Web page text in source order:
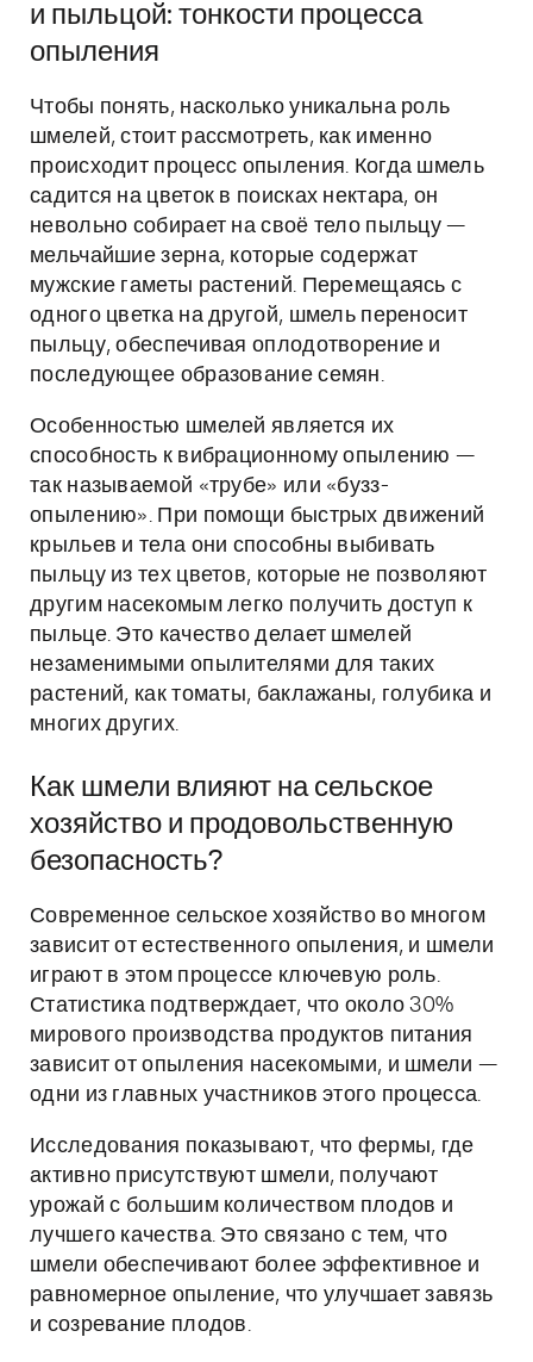
и пыльцой: тонкости процесса
опыления
Чтобы понять, насколько уникальна роль
шмелей, стоит рассмотреть, как именно
происходит процесс опыления. Когда шмель
садится на цветок в поисках нектара, он
невольно собирает на своё тело пыльцу —
мельчайшие зерна, которые содержат
мужские гаметы растений. Перемещаясь с
одного цветка на другой, шмель переносит
пыльцу, обеспечивая оплодотворение и
последующее образование семян.
Особенностью шмелей является их
способность к вибрационному опылению —
так называемой «трубе» или «бузз-
опылению». При помощи быстрых движений
крыльев и тела они способны выбивать
пыльцу из тех цветов, которые не позволяют
другим насекомым легко получить доступ к
пыльце. Это качество делает шмелей
незаменимыми опылителями для таких
растений, как томаты, баклажаны, голубика и
многих других.
Как шмели влияют на сельское
хозяйство и продовольственную
безопасность?
Современное сельское хозяйство во многом
зависит от естественного опыления, и шмели
играют в этом процессе ключевую роль.
Статистика подтверждает, что около 30%
мирового производства продуктов питания
зависит от опыления насекомыми, и шмели —
одни из главных участников этого процесса.
Исследования показывают, что фермы, где
активно присутствуют шмели, получают
урожай с большим количеством плодов и
лучшего качества. Это связано с тем, что
шмели обеспечивают более эффективное и
равномерное опыление, что улучшает завязь
и созревание плодов.